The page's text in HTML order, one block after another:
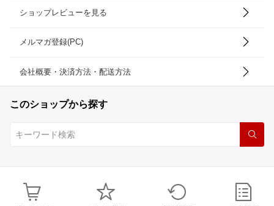
ショップレビューを見る
メルマガ登録(PC)
会社概要・決済方法・配送方法
このショップから探す